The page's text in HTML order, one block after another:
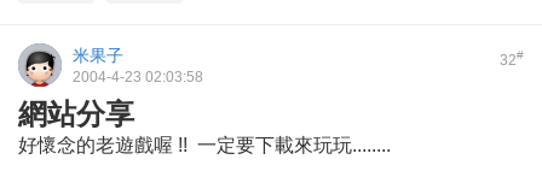
32#
米果子
2004-4-23 02:03:58
網站分享
好懷念的老遊戲喔 !! 一定要下載來玩玩........